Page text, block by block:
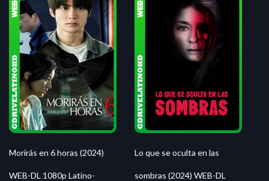
Morirás en 6 horas (2024)
WEB-DL 1080p Latino-
Lo que se oculta en las
sombras (2024) WEB-DL